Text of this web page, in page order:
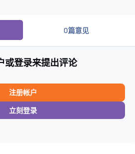
0篇意见
或登录来提出评论
注册帐户
立刻登录